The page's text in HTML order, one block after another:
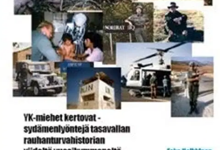
Rauhanturvatehtävissä on palvellut vuodesta 1956 lähtien noin
32.000 suomalaista miestä ja naista. Ensimmäiset rauhanturvaajat
palvelivat Suezilla, sen jälkeen sinibaretteja on toiminut mm.
Kyproksella, Libanonissa, Siinailla, Namibiassa, Balkanilla,
Eritreassa, Afganistanissa... Kirjailija Esko Heikkinen on yksi heistä,
hän on ollut rauhan palveluksessa mm. Kyproksella, Kashmirissa ja
Lähi-Idässä. Tekijä tuntee miehensä.
Rauhanturvaajat on
juhlavuoden kunniaksi julkaistu teos, joka kirjaa
rauhanturvahistoriamme sydämenlyöntejä viideltä vuosikymmeneltä.
Mukana ovat merkittävässä roolissa useiden muista tehtävistäkin
tunnettujen miesten omat muistelmat YK-vuosiltaan.
Näytä lisää tuotekuvausta
Ominaisuudet